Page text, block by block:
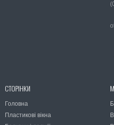
СТОРІНКИ
Головна
Пластикові вікна